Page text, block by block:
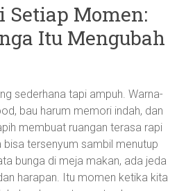
Setiap Momen:
Itu Mengubah
sederhana tapi ampuh. Warna-
bau harum memori indah, dan
membuat ruangan terasa rapi
bisa tersenyum sambil menutup
bunga di meja makan, ada jeda
harapan. Itu momen ketika kita